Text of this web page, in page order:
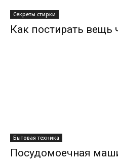
Секреты стирки
Как постирать вещь
Бытовая техника
Посудомоечная